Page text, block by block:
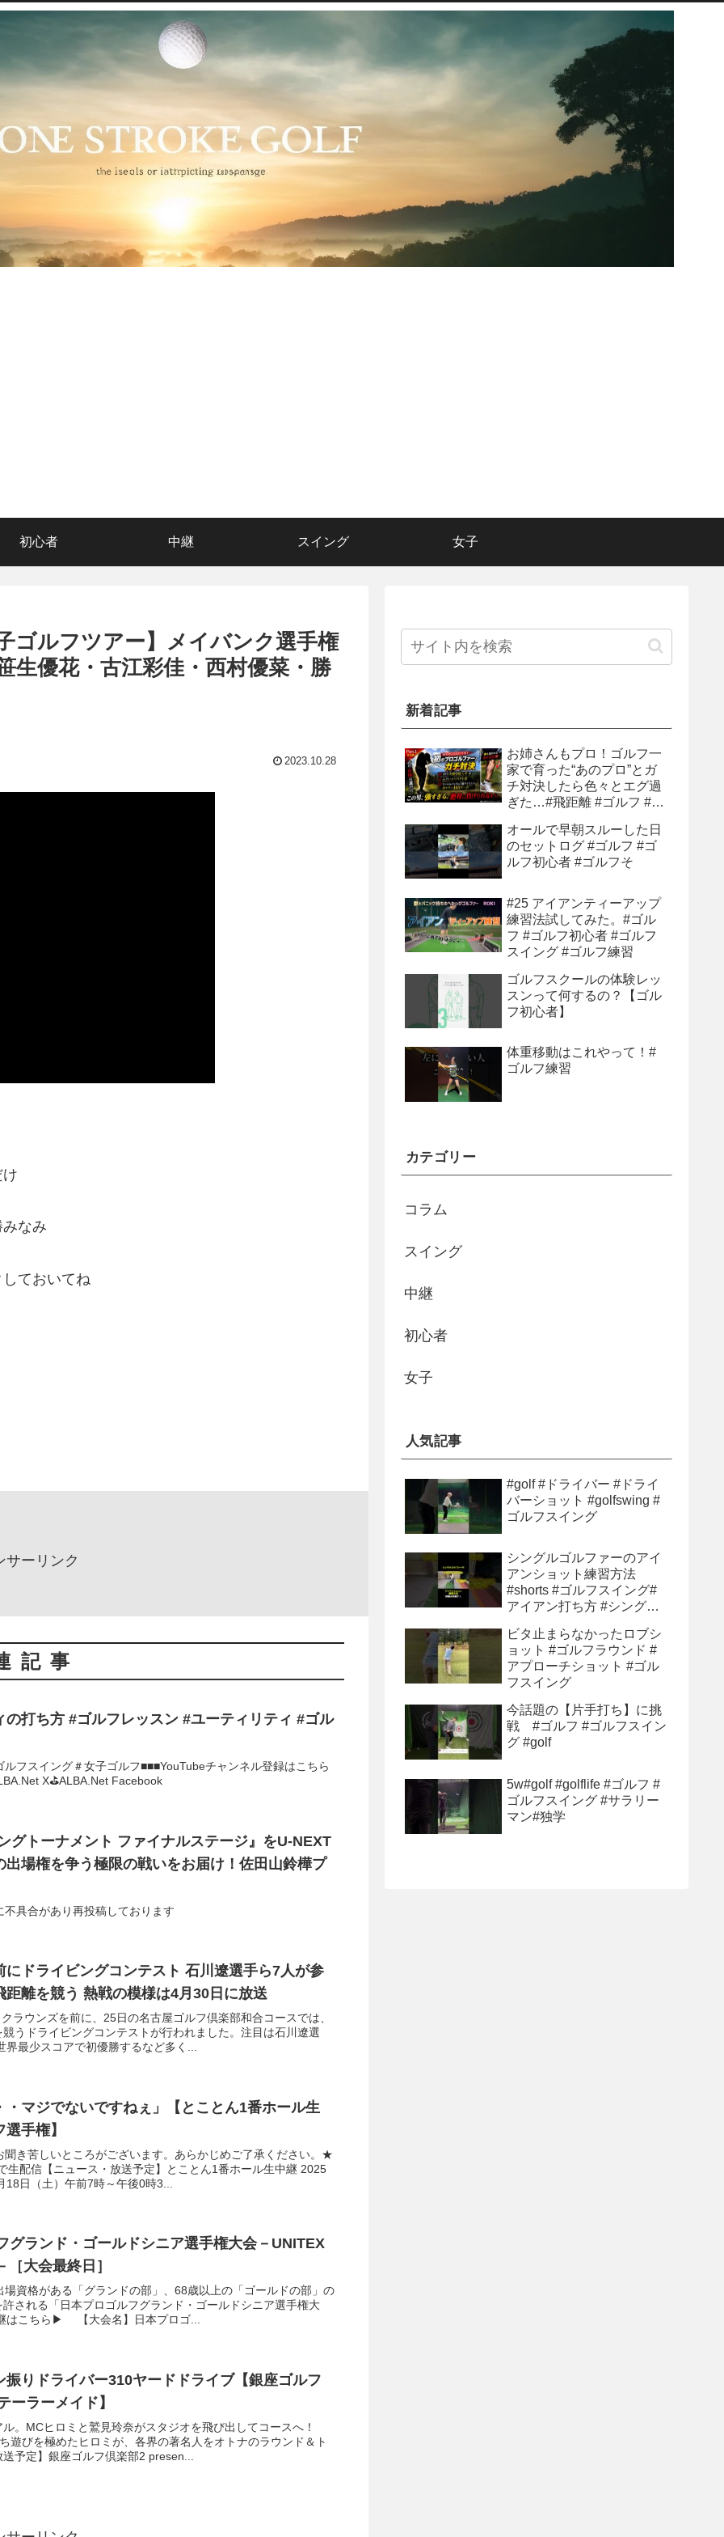
初心者 中継 スイング 女子
ゴルフツアー】メイバンク選手権
優花・古江彩佳・西村優菜・勝
2023.10.28
なみ
ておいてね
サーリンク
記事
の打ち方 #ゴルフレッスン #ユーティリティ #ゴル
フスイング＃女子ゴルフ■■■YouTubeチャンネル登録はこちら
X⛳️ALBA.Net Facebook
グトーナメント ファイナルステージ』をU-NEXT
出場権を争う極限の戦いをお届け！佐田山鈴樺プ
具合があり再投稿しております
にドライビングコンテスト 石川遼選手ら7人が参
距離を競う 熱戦の模様は4月30日に放送
ラウンズを前に、25日の名古屋ゴルフ倶楽部和合コースでは、
うドライビングコンテストが行われました。注目は石川遼選
界最少スコアで初優勝するなど多く...
マジでないですねぇ」【とことん1番ホール生
手権】
き苦しいところがございます。あらかじめご了承ください。★
生配信【ニュース・放送予定】とことん1番ホール生中継 2025
日（土）午前7時～午後0時3...
グランド・ゴールドシニア選手権大会－UNITEX
大会最終日］
資格がある「グランドの部」、68歳以上の「ゴールドの部」の
される「日本プロゴルフグランド・ゴールドシニア選手権大
はこちら▶ 【大会名】日本プロゴ...
りドライバー310ヤードドライブ【銀座ゴルフ
ラーメイド】
。MCヒロミと鷲見玲奈がスタジオを飛び出してコースへ！
遊びを極めたヒロミが、各界の著名人をオトナのラウンド＆ト
予定】銀座ゴルフ倶楽部2 presen...
新着記事
お姉さんもプロ！ゴルフ一
家で育った“あのプロ”とガ
チ対決したら色々とエグ過
ぎた…#飛距離 #ゴルフ #ゴ
ティーショット
オールで早朝スルーした日
のセットログ #ゴルフ #ゴ
ルフ初心者 #ゴルフそ
#25 アイアンティーアップ
練習法試してみた。#ゴル
フ #ゴルフ初心者 #ゴルフ
スイング #ゴルフ練習
ゴルフスクールの体験レッ
スンって何するの？【ゴル
フ初心者】
体重移動はこれやって！#
ゴルフ練習
カテゴリー
コラム
スイング
中継
初心者
女子
人気記事
#golf #ドライバー #ドライ
バーショット #golfswing #
ゴルフスイング
シングルゴルファーのアイ
アンショット練習方法
#shorts #ゴルフスイング#
アイアン打ち方 #シングル
ゴルフ練習方法
ビタ止まらなかったロブシ
ョット #ゴルフラウンド #
アプローチショット #ゴル
フスイング
今話題の【片手打ち】に挑
戦 #ゴルフ #ゴルフスイン
グ #golf
5w#golf #golflife #ゴルフ #
ゴルフスイング #サラリー
マン#独学